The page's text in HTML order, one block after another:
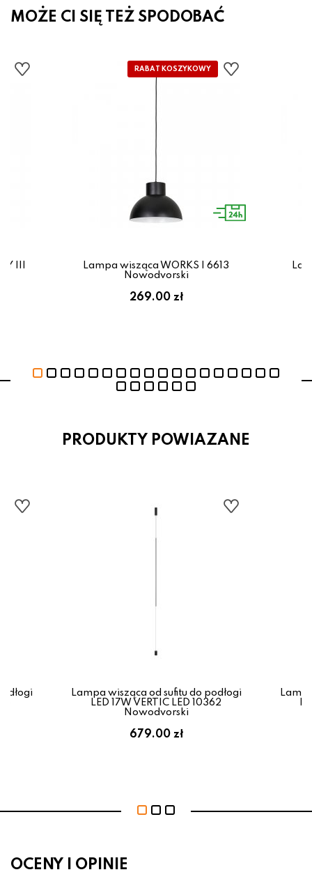
MOŻE CI SIĘ TEŻ SPODOBAĆ
III
Lampa wisząca WORKS I 6613
Nowodvorski
269.00 zł
PRODUKTY POWIAZANE
Lampa wisząca od sufitu do podłogi
LED 17W VERTIC LED 10362
Nowodvorski
679.00 zł
OCENY I OPINIE